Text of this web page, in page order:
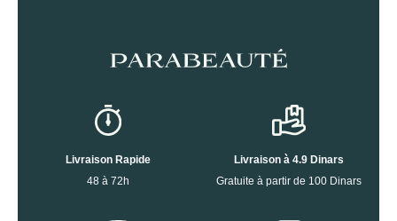
Livraison Rapide
48 à 72h
Livraison à 4.9 Dinars
Gratuite à partir de 100 Dinars